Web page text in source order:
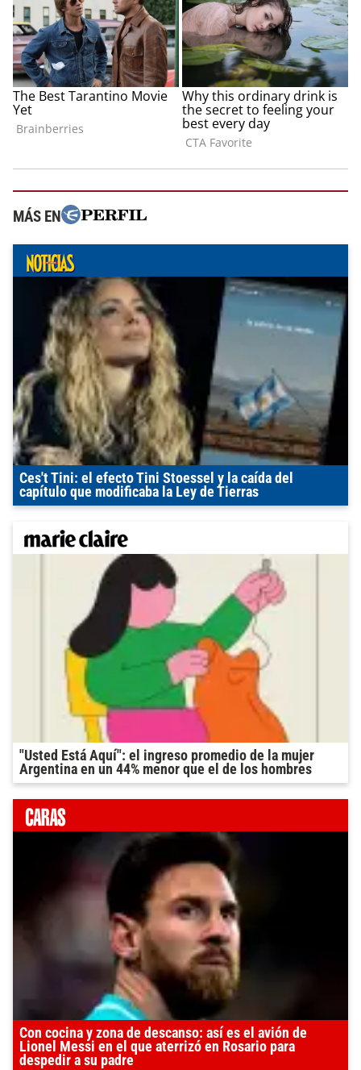
MÁS EN
Ces't Tini: el efecto Tini Stoessel y la caída del
capítulo que modificaba la Ley de Tierras
"Usted Está Aquí": el ingreso promedio de la mujer
Argentina en un 44% menor que el de los hombres
Con cocina y zona de descanso: así es el avión de
Lionel Messi en el que aterrizó en Rosario para
despedir a su padre